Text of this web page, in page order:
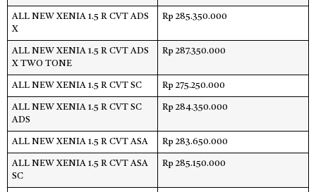
ALL NEW XENIA 1.5 R CVT ADS
X
Rp 285.350.000
ALL NEW XENIA 1.5 R CVT ADS
X TWO TONE
Rp 287.350.000
ALL NEW XENIA 1.5 R CVT SC Rp 275.250.000
ALL NEW XENIA 1.5 R CVT SC
ADS
Rp 284.350.000
ALL NEW XENIA 1.5 R CVT ASA Rp 283.650.000
ALL NEW XENIA 1.5 R CVT ASA
SC
Rp 285.150.000